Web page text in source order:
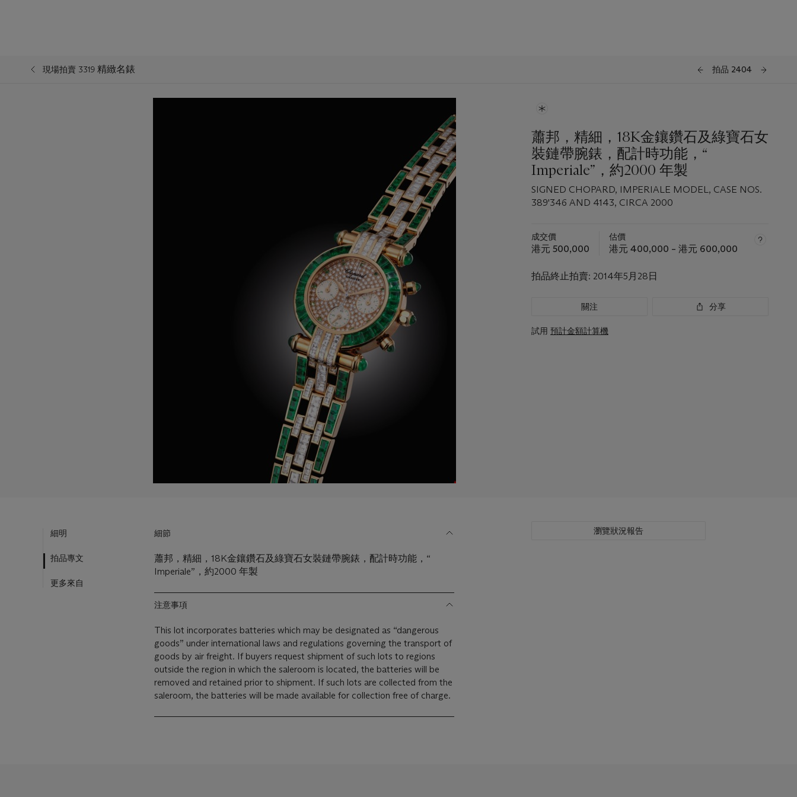
現場拍賣 3319 精緻名錶 拍品 2404
蕭邦，精細，18K金鑲鑽石及綠寶石女
裝鏈帶腕錶，配計時功能，“
Imperiale”，約2000 年製
SIGNED CHOPARD, IMPERIALE MODEL, CASE NOS.
389'346 AND 4143, CIRCA 2000
成交價
港元 500,000
估價
港元 400,000 – 港元 600,000
拍品終止拍賣: 2014年5月28日
關注 分享
試用 預計金額計算機
細明
拍品專文
更多來自
細節
蕭邦，精細，18K金鑲鑽石及綠寶石女裝鏈帶腕錶，配計時功能，“
Imperiale”，約2000 年製
注意事項
This lot incorporates batteries which may be designated as “dangerous
goods” under international laws and regulations governing the transport of
goods by air freight. If buyers request shipment of such lots to regions
outside the region in which the saleroom is located, the batteries will be
removed and retained prior to shipment. If such lots are collected from the
saleroom, the batteries will be made available for collection free of charge.
瀏覽狀況報告